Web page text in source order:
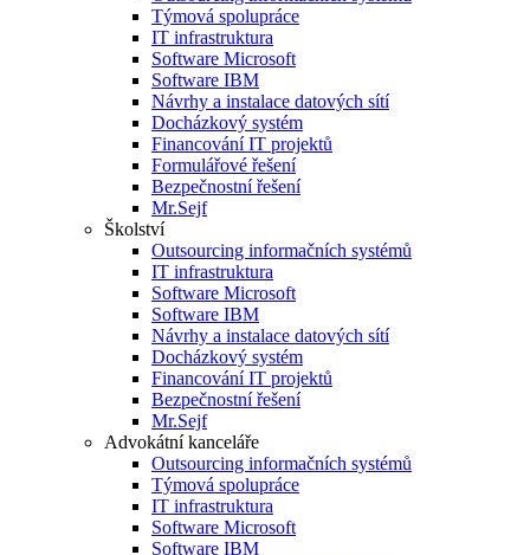
Týmová spolupráce
IT infrastruktura
Software Microsoft
Software IBM
Návrhy a instalace datových sítí
Docházkový systém
Financování IT projektů
Formulářové řešení
Bezpečnostní řešení
Mr.Sejf
Školství
Outsourcing informačních systémů
IT infrastruktura
Software Microsoft
Software IBM
Návrhy a instalace datových sítí
Docházkový systém
Financování IT projektů
Bezpečnostní řešení
Mr.Sejf
Advokátní kanceláře
Outsourcing informačních systémů
Týmová spolupráce
IT infrastruktura
Software Microsoft
Software IBM